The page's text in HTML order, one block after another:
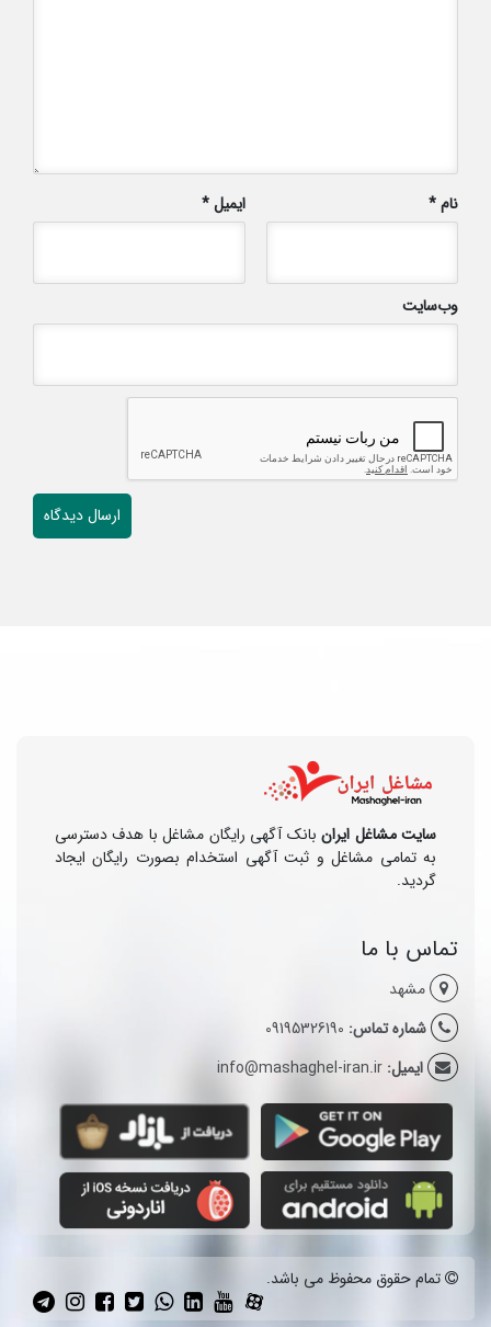
نام* ایمیل*
وب‌سایت
سایت مشاغل ایرانبانک آگهی رایگان مشاغل با هدف دسترسی
به تمامی مشاغل و ثبت آگهی استخدام بصورت رایگان ایجاد
گردید.
تماس با ما
مشهد
شماره تماس: 09195326190
ایمیل: info@mashaghel-iran.ir
تمام حقوق محفوظ می باشد.